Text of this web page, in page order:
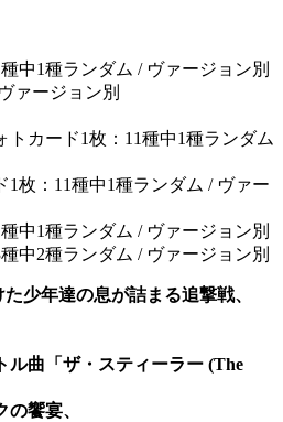
1種ランダム / ヴァージョン別
ァージョン別
カード1枚：11種中1種ランダム
：11種中1種ランダム / ヴァー
1種ランダム / ヴァージョン別
2種ランダム / ヴァージョン別
少年達の息が詰まる追撃戦、
ル曲「ザ・スティーラー (The
饗宴、